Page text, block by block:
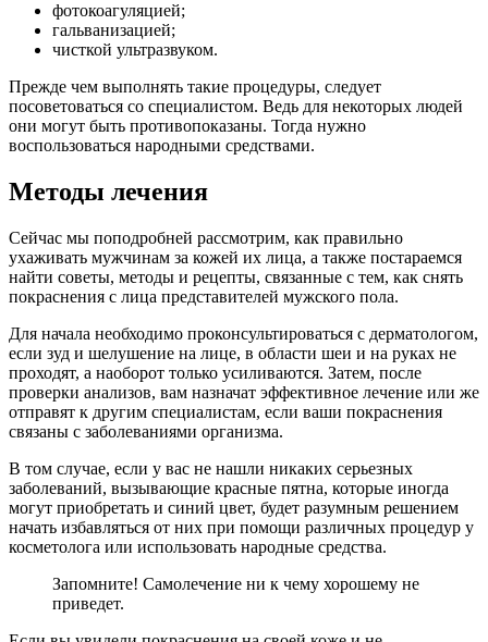
фотокоагуляцией;
гальванизацией;
чисткой ультразвуком.
Прежде чем выполнять такие процедуры, следует
посоветоваться со специалистом. Ведь для некоторых людей
они могут быть противопоказаны. Тогда нужно
воспользоваться народными средствами.
Методы лечения
Сейчас мы поподробней рассмотрим, как правильно
ухаживать мужчинам за кожей их лица, а также постараемся
найти советы, методы и рецепты, связанные с тем, как снять
покраснения с лица представителей мужского пола.
Для начала необходимо проконсультироваться с дерматологом,
если зуд и шелушение на лице, в области шеи и на руках не
проходят, а наоборот только усиливаются. Затем, после
проверки анализов, вам назначат эффективное лечение или же
отправят к другим специалистам, если ваши покраснения
связаны с заболеваниями организма.
В том случае, если у вас не нашли никаких серьезных
заболеваний, вызывающие красные пятна, которые иногда
могут приобретать и синий цвет, будет разумным решением
начать избавляться от них при помощи различных процедур у
косметолога или использовать народные средства.
Запомните! Самолечение ни к чему хорошему не
приведет.